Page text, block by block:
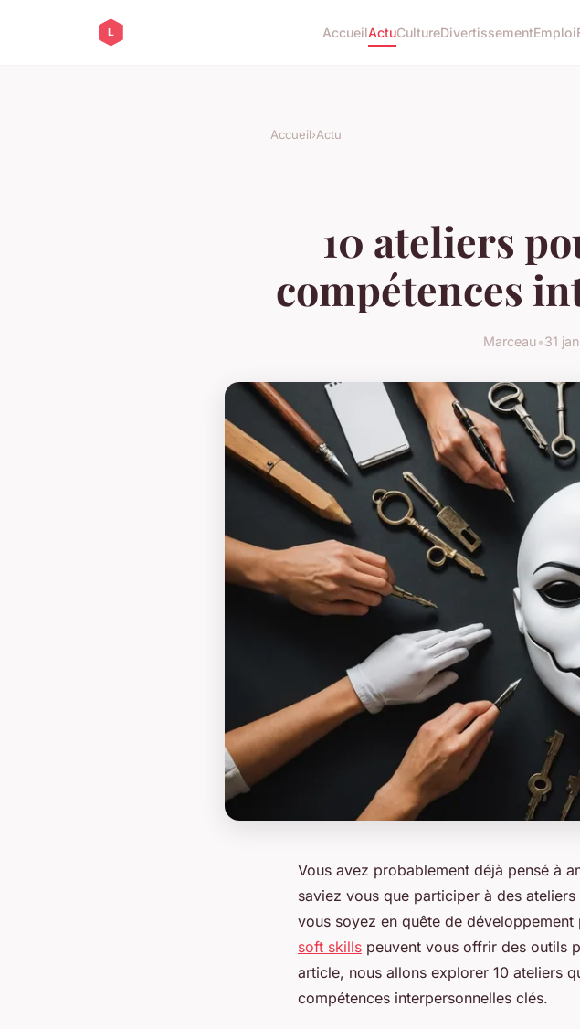
AccueilActuCultureDivertissementEmploi
Accueil›Actu
10 ateliers
compétences
Marceau•31
Vous avez probablement déjà pensé à
saviez vous que participer à des
vous soyez en quête de
soft skills peuvent vous offrir des outils
article, nous allons explorer 10 ateliers
compétences interpersonnelles clés.